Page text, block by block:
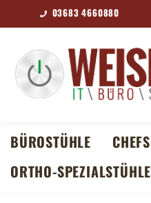
Hauptinhalt springen
Zur Suche springen
Zur Hauptnavigation
03683 4660880
BÜROSTÜHLE
ORTHO-SPEZIALSTÜHLE